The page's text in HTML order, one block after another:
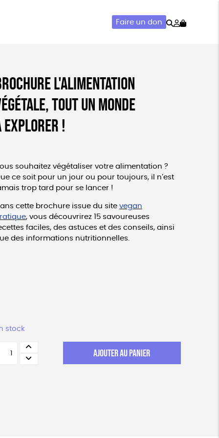
Faire un don Rechercher
Mon
L'Alimentation
tout un monde
explorer !
souhaitez végétaliser votre alimentation ?
ce soit pour un jour ou pour toujours, il n’est
trop tard pour se lancer !
cette brochure issue du site vegan
, vous découvrirez 15 savoureuses
faciles, des astuces et des conseils, ainsi
des informations nutritionnelles.
stock
AJOUTER AU PANIER